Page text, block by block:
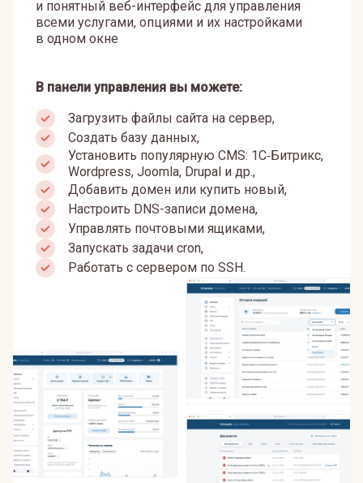
и понятный веб-интерфейс для управления
всеми услугами, опциями и их настройками
в одном окне
В панели управления вы можете:
Загрузить файлы сайта на сервер,
Создать базу данных,
Установить популярную CMS: 1С‑Битрикс,
Wordpress, Joomla, Drupal и др.,
Добавить домен или купить новый,
Настроить DNS-записи домена,
Управлять почтовыми ящиками,
Запускать задачи cron,
Работать с сервером по SSH.